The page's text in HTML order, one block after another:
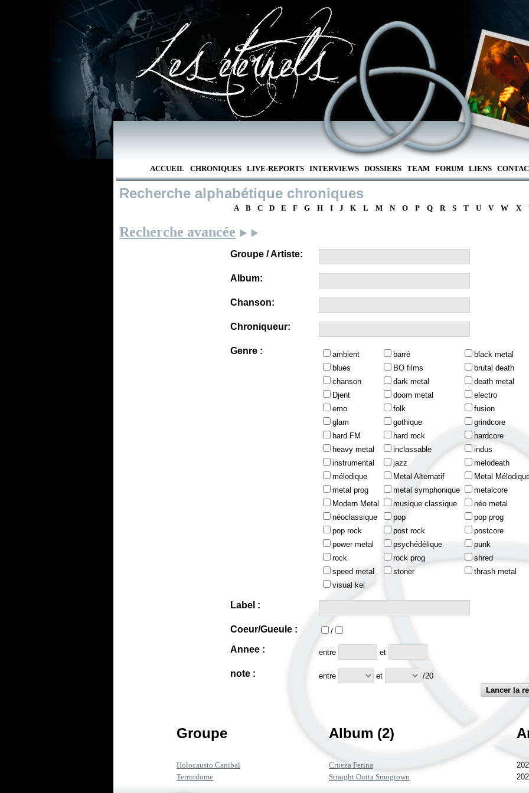
ACCUEIL CHRONIQUES LIVE-REPORTS INTERVIEWS DOSSIERS TEAM FORUM LIENS
Recherche alphabétique chroniques
A B C D E F G H I J K L M N O P Q R S T U V W X
Recherche avancée
Groupe / Artiste:
Album:
Chanson:
Chroniqueur:
Genre : ambient barré
black metal
blues
BO films
brutal death
chanson
dark metal
death metal
Djent
doom metal
electro
emo
folk
fusion
glam
gothique
grindcore
hard FM
hard rock
hardcore
heavy metal
inclassable
indus
instrumental
jazz
melodeath
mélodique
Metal Alternatif
Metal
metal prog
metal symphonique
metalcore
Modern Metal
musique classique
néo metal
néoclassique
pop
pop prog
pop rock
post rock
postcore
power metal
psychédélique
punk
rock
rock prog
shred
speed metal
stoner
thrash metal
visual kei
Label :
Coeur/Gueule : /
Annee : entre et
note : entre et /20
Groupe Album (2)
Holocausto Canibal Crueza Ferina
Terrordome
Straight Outta Smogtown